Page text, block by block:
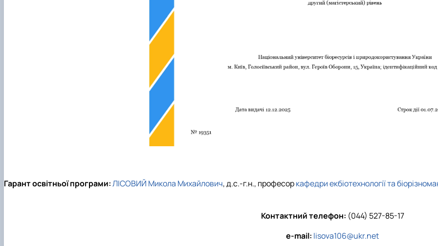
Гарант освітньої програми:ЛІСОВИЙ Микола Михайлович, д.с.-г.н., професоркафедри екбіотехнології та
Контактний телефон: (044) 527-85-17
e-mail: lisova106@ukr.net